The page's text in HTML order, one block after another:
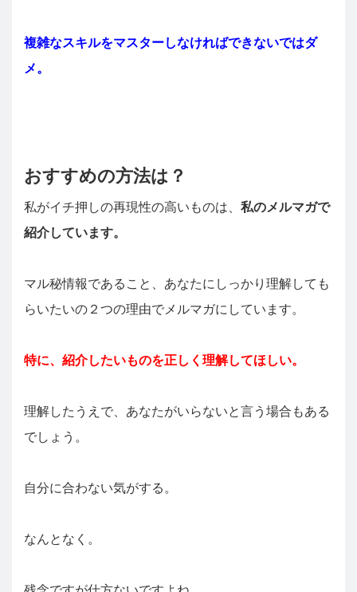
複雑なスキルをマスターしなければできないではダ
メ。
おすすめの方法は？
私がイチ押しの再現性の高いものは、 私のメルマガで
紹介しています。
マル秘情報であること、あなたにしっかり理解しても
らいたいの２つの理由でメルマガにしています。
特に、紹介したいものを正しく理解してほしい。
理解したうえで、あなたがいらないと言う場合もある
でしょう。
自分に合わない気がする。
なんとなく。